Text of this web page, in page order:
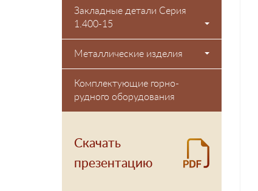
Закладные детали Серия
1.400-15
Металлические изделия
Комплектующие горно-
рудного оборудования
Скачать
презентацию